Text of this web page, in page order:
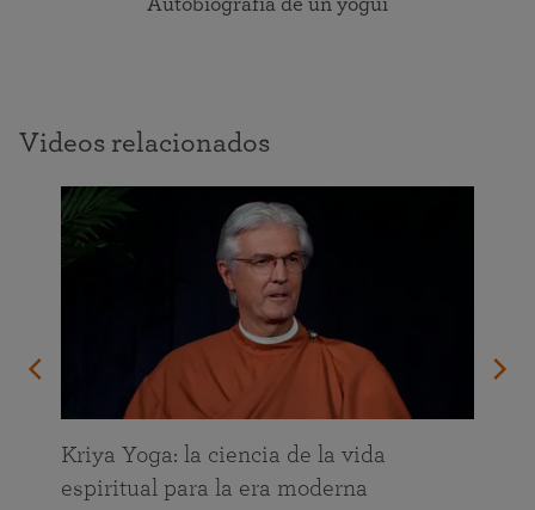
Autobiografía de un yogui
Videos relacionados
Kriya Yoga: la ciencia de la vida
espiritual para la era moderna